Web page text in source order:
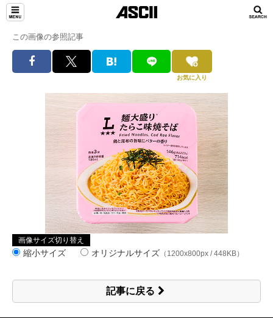
この画像の参照記事
お気に入り
画像サイズ切り替え
縮小サイズ オリジナルサイズ （1200x800px / 448KB）
記事に戻る